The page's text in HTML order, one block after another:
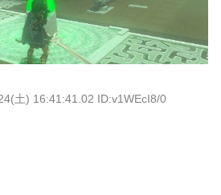
土) 16:41:41.02 ID:v1WEcI8/0